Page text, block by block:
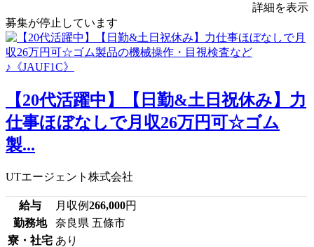
詳細を表示
募集が停止しています
【20代活躍中】【日勤&土日祝休み】力
仕事ほぼなしで月収26万円可☆ゴム
製...
UTエージェント株式会社
給与 月収例266,000円
勤務地
奈良県 五條市
寮・社宅 あり